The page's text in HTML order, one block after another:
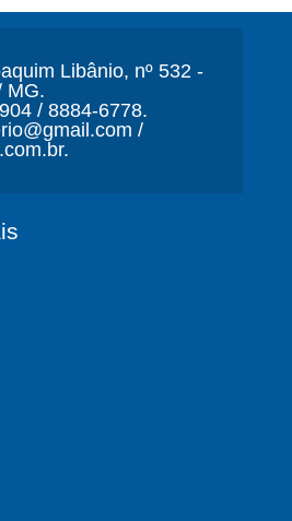
Libânio, nº 532 -
MG.
/ 8884-6778.
/